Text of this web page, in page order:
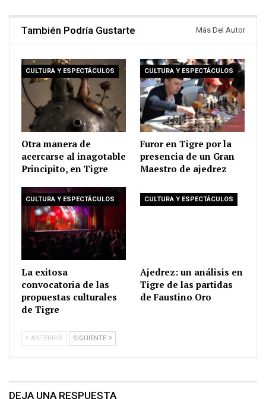
También Podría Gustarte Más Del Autor
CULTURA Y ESPECTÁCULOS
Otra manera de
acercarse al inagotable
Principito, en Tigre
CULTURA Y ESPECTÁCULOS
Furor en Tigre por la
presencia de un Gran
Maestro de ajedrez
CULTURA Y ESPECTÁCULOS
La exitosa
convocatoria de las
propuestas culturales
de Tigre
CULTURA Y ESPECTÁCULOS
Ajedrez: un análisis en
Tigre de las partidas
de Faustino Oro
ANTERIOR SIGUIENTE
DEJA UNA RESPUESTA